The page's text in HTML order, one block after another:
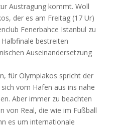
Austragung kommt. Woll
der es am Freitag (17 Ur)
Fenerbahce Istanbul zu
bestreiten
Auseinandersetzung
für Olympiakos spricht der
vom Hafen aus ins nahe
Aber immer zu beachten
von Real, die wie im Fußball
es um internationale